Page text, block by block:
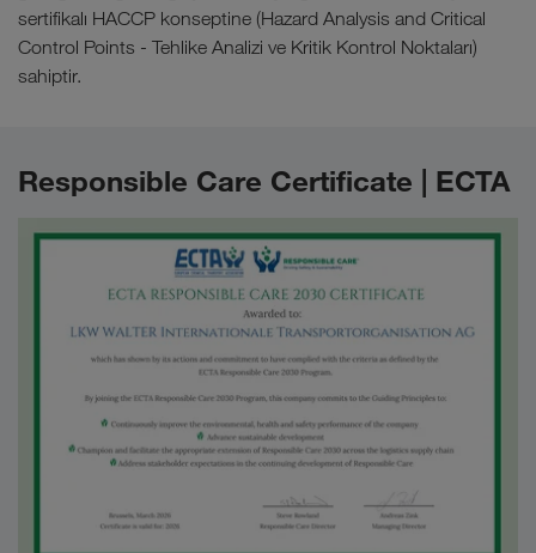
sertifikalı HACCP konseptine (Hazard Analysis and Critical
Control Points - Tehlike Analizi ve Kritik Kontrol Noktaları)
sahiptir.
Responsible Care Certificate | ECTA